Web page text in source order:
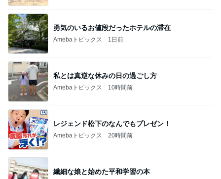
勇気のいるお値段だったホテルの滞在
Amebaトピックス 1日前
私とは真逆な休みの日の過ごし方
Amebaトピックス 10時間前
レジェンド松下のなんでもプレゼン！
Amebaトピックス 20時間前
繊細な娘と始めた平和学習の本